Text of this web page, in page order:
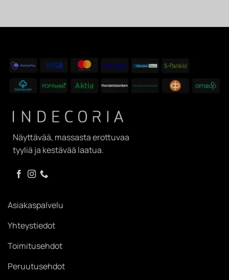
Näyttävää, massasta erottuvaa
tyyliä ja kestävää laatua.
Asiakaspalvelu
Yhteystiedot
Toimitusehdot
Peruutusehdot